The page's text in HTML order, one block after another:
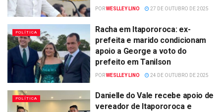
PORWESLLEY LINO 27 DE OUTUBRO DE 2025
POLÍTICA
Racha em Itapororoca: ex-
prefeita e marido condicionam
apoio a George a voto do
prefeito em Tanilson
PORWESLLEY LINO 24 DE OUTUBRO DE 2025
POLÍTICA
Danielle do Vale recebe apoio de
vereador de Itapororoca e